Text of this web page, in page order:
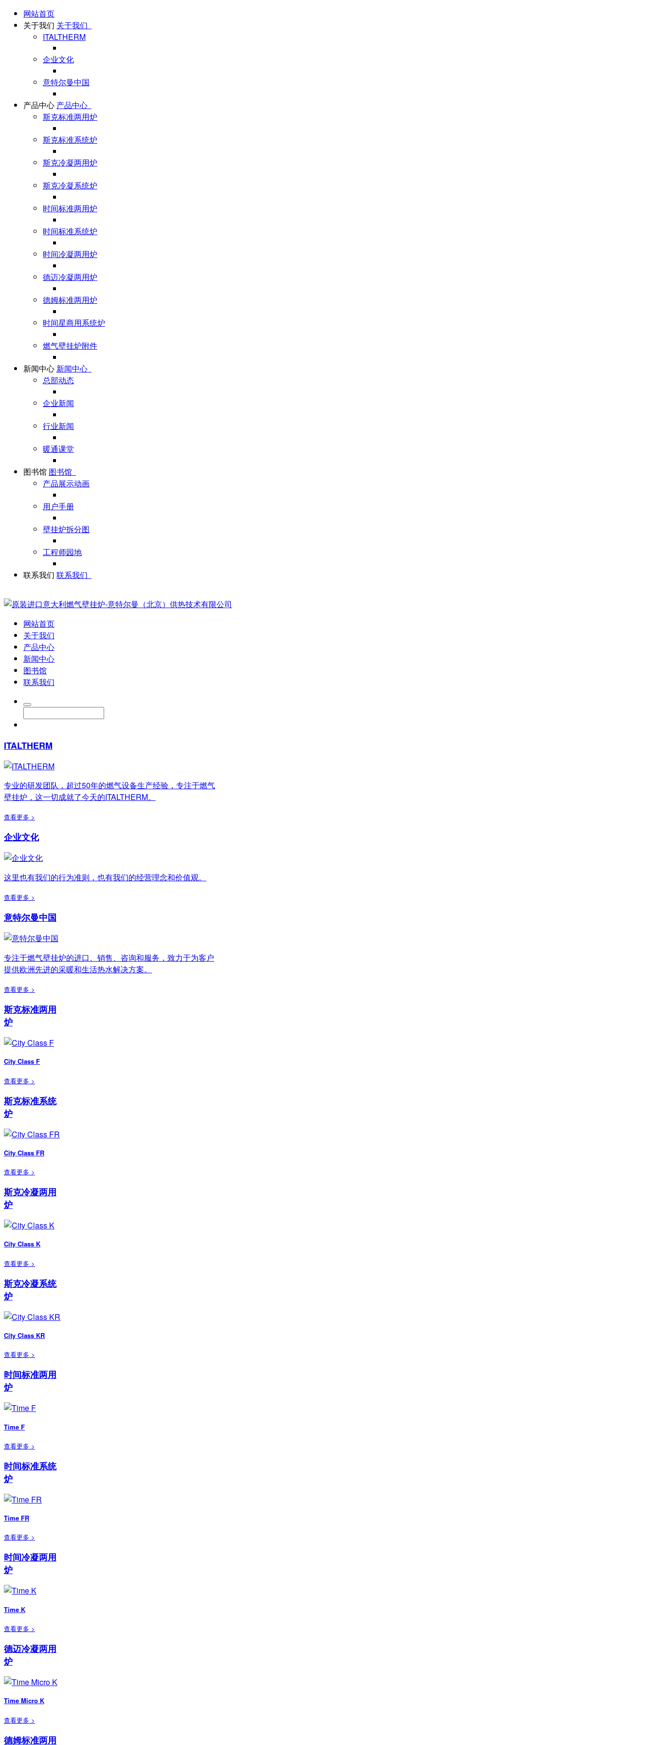
网站首页
关于我们 关于我们
ITALTHERM
企业文化
意特尔曼中国
产品中心 产品中心
斯克标准两用炉
斯克标准系统炉
斯克冷凝两用炉
斯克冷凝系统炉
时间标准两用炉
时间标准系统炉
时间冷凝两用炉
德迈冷凝两用炉
德姆标准两用炉
时间星商用系统炉
燃气壁挂炉附件
新闻中心 新闻中心
总部动态
企业新闻
行业新闻
暖通课堂
图书馆 图书馆
产品展示动画
用户手册
壁挂炉拆分图
工程师园地
联系我们 联系我们
网站首页
关于我们
产品中心
新闻中心
图书馆
联系我们
ITALTHERM
专业的研发团队，超过50年的燃气设备生产经验，专注于燃气
壁挂炉，这一切成就了今天的ITALTHERM。
查看更多 >
企业文化
这里也有我们的行为准则，也有我们的经营理念和价值观。
查看更多 >
意特尔曼中国
专注于燃气壁挂炉的进口、销售、咨询和服务，致力于为客户
提供欧洲先进的采暖和生活热水解决方案。
查看更多 >
斯克标准两用
炉
City Class F
查看更多 >
斯克标准系统
炉
City Class FR
查看更多 >
斯克冷凝两用
炉
City Class K
查看更多 >
斯克冷凝系统
炉
City Class KR
查看更多 >
时间标准两用
炉
Time F
查看更多 >
时间标准系统
炉
Time FR
查看更多 >
时间冷凝两用
炉
Time K
查看更多 >
德迈冷凝两用
炉
Time Micro K
查看更多 >
德姆标准两用